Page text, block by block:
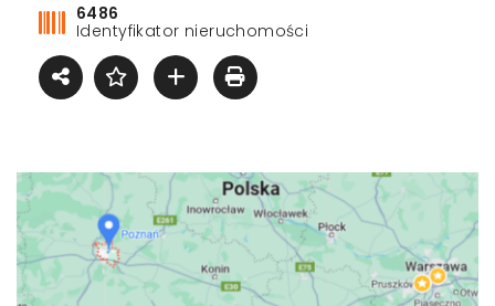
6486
Identyfikator nieruchomości